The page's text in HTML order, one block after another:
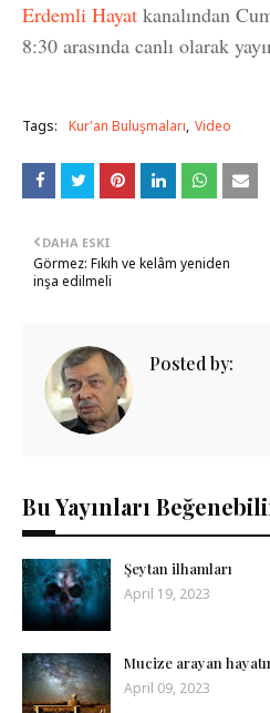
Erdemli Hayat kanalından
8:30 arasında canlı olarak
Tags: Kur'an Buluşmaları Video
DAHA ESKI
Görmez: Fıkıh ve kelâm yeniden
inşa edilmeli
Posted by:
Bu Yayınları
Şeytan ilhamları
April 19, 2023
Mucize arayan
April 09, 2023